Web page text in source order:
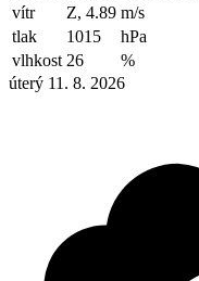
vítr
Z, 4.89 m/s
tlak
1015
hPa
vlhkost 26
%
úterý 11. 8. 2026